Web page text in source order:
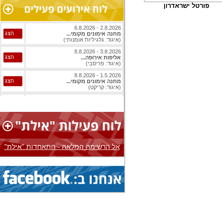
פורטל ישראדרון
2.8.2026 - 6.8.2026
מחנה אימונים מקומי...
(איגוד: גלגיליות אומנותי)
הצג
3.8.2026 - 8.8.2026
אליפות אירופה...
(איגוד: פריסבי)
הצג
1.5.2026 - 8.8.2026
מחנה אימונים מקומי...
(איגוד: קריקט)
הצג
(איגוד: ג'יו ג'יטסו)
1.8.2026 - 8.8.2026
אליפות עולם...
(איגוד: ג'יו ג'יטסו)
הצג
3.8.2026 - 8.8.2026
אליפות אירופה...
(איגוד: בייסבול)
הצג
1.8.2026 - 9.8.2026
אליפות עולם...
(איגוד: ג'יו ג'יטסו)
הצג
1.8.2026 - 9.8.2026
אל הרשימה המלאה - התאחדות "אילת"